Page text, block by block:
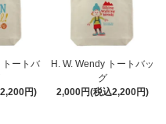
ートバ
円)
H. W. Wendy トートバッ
グ
2,000円(税込2,200円)